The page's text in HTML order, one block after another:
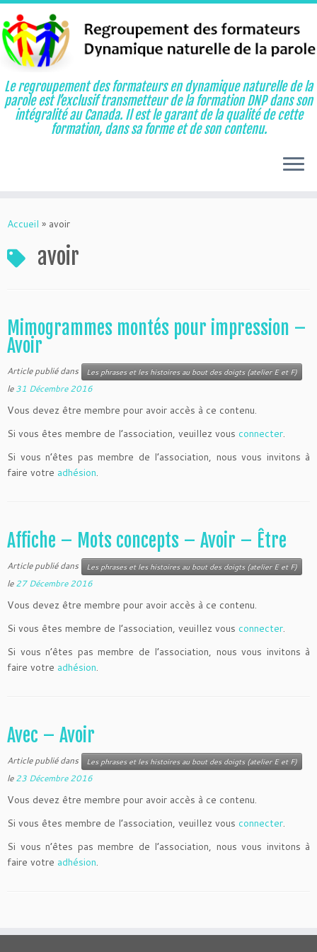
au
Le regroupement des formateurs en dynamique naturelle de la
parole est l’exclusif transmetteur de la formation DNP dans son
intégralité au Canada. Il est le garant de la qualité de cette
formation, dans sa forme et de son contenu.
Accueil » avoir
avoir
Mimogrammes montés pour impression –
Avoir
Article publié dans Les phrases et les histoires au bout des doigts (atelier E et F)
le31 Décembre 2016
Vous devez être membre pour avoir accès à ce contenu.
Si vous êtes membre de l’association, veuillez vous connecter.
Si vous n’êtes pas membre de l’association, nous vous invitons à
faire votre adhésion.
Affiche – Mots concepts – Avoir – Être
Article publié dans Les phrases et les histoires au bout des doigts (atelier E et F)
le27 Décembre 2016
Vous devez être membre pour avoir accès à ce contenu.
Si vous êtes membre de l’association, veuillez vous connecter.
Si vous n’êtes pas membre de l’association, nous vous invitons à
faire votre adhésion.
Avec – Avoir
Article publié dans Les phrases et les histoires au bout des doigts (atelier E et F)
le23 Décembre 2016
Vous devez être membre pour avoir accès à ce contenu.
Si vous êtes membre de l’association, veuillez vous connecter.
Si vous n’êtes pas membre de l’association, nous vous invitons à
faire votre adhésion.